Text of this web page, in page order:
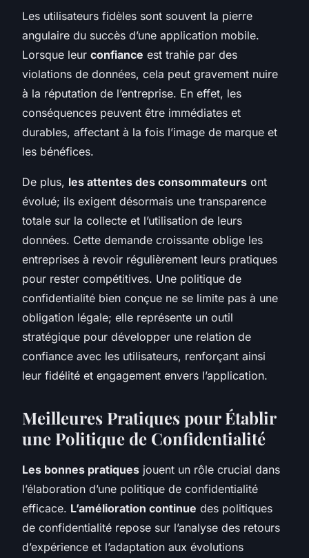
Les utilisateurs fidèles sont souvent la pierre
angulaire du succès d’une application mobile.
Lorsque leur confiance est trahie par des
violations de données, cela peut gravement nuire
à la réputation de l’entreprise. En effet, les
conséquences peuvent être immédiates et
durables, affectant à la fois l’image de marque et
les bénéfices.
De plus, les attentes des consommateurs ont
évolué; ils exigent désormais une transparence
totale sur la collecte et l’utilisation de leurs
données. Cette demande croissante oblige les
entreprises à revoir régulièrement leurs pratiques
pour rester compétitives. Une politique de
confidentialité bien conçue ne se limite pas à une
obligation légale; elle représente un outil
stratégique pour développer une relation de
confiance avec les utilisateurs, renforçant ainsi
leur fidélité et engagement envers l’application.
Meilleures Pratiques pour Établir
une Politique de Confidentialité
Les bonnes pratiques jouent un rôle crucial dans
l’élaboration d’une politique de confidentialité
efficace. L’amélioration continue des politiques
de confidentialité repose sur l’analyse des retours
d’expérience et l’adaptation aux évolutions